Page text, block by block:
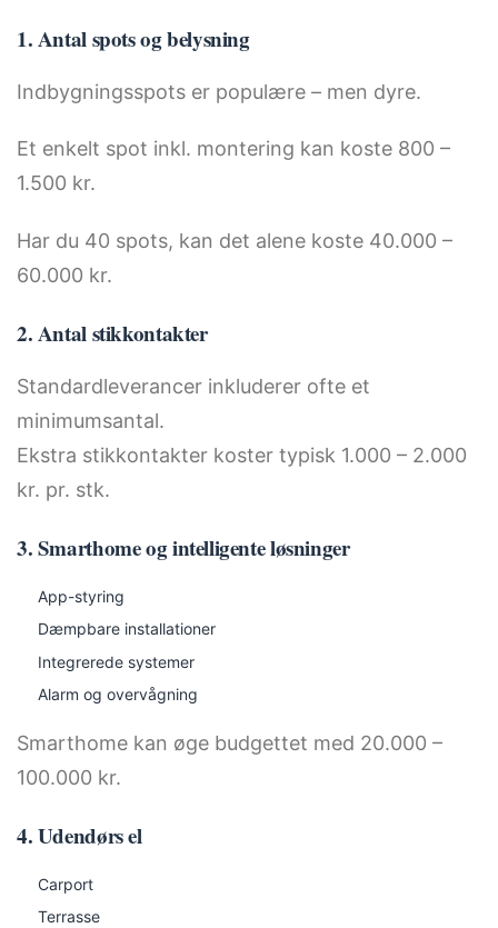
1. Antal spots og belysning
Indbygningsspots er populære – men dyre.
Et enkelt spot inkl. montering kan koste 800 –
1.500 kr.
Har du 40 spots, kan det alene koste 40.000 –
60.000 kr.
2. Antal stikkontakter
Standardleverancer inkluderer ofte et
minimumsantal.
Ekstra stikkontakter koster typisk 1.000 – 2.000
kr. pr. stk.
3. Smarthome og intelligente løsninger
App-styring
Dæmpbare installationer
Integrerede systemer
Alarm og overvågning
Smarthome kan øge budgettet med 20.000 –
100.000 kr.
4. Udendørs el
Carport
Terrasse